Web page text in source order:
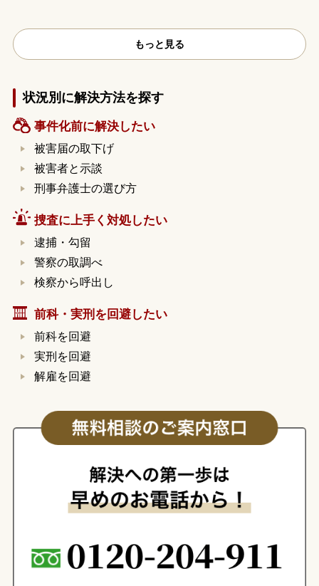
もっと見る
状況別に解決方法を探す
事件化前に解決したい
被害届の取下げ
被害者と示談
刑事弁護士の選び方
捜査に上手く対処したい
逮捕・勾留
警察の取調べ
検察から呼出し
前科・実刑を回避したい
前科を回避
実刑を回避
解雇を回避